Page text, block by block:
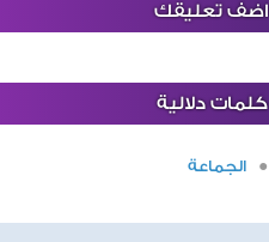
اضف تعليقك
كلمات دلالية
الجماعة